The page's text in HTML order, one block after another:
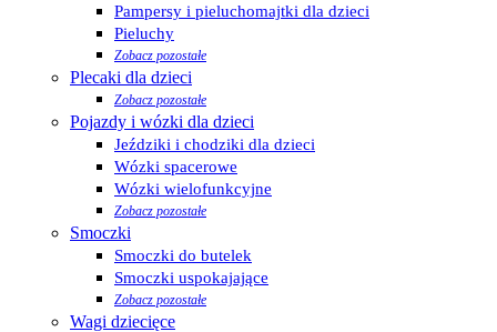
Pampersy i pieluchomajtki dla dzieci
Pieluchy
Zobacz pozostałe
Plecaki dla dzieci
Zobacz pozostałe
Pojazdy i wózki dla dzieci
Jeździki i chodziki dla dzieci
Wózki spacerowe
Wózki wielofunkcyjne
Zobacz pozostałe
Smoczki
Smoczki do butelek
Smoczki uspokajające
Zobacz pozostałe
Wagi dziecięce